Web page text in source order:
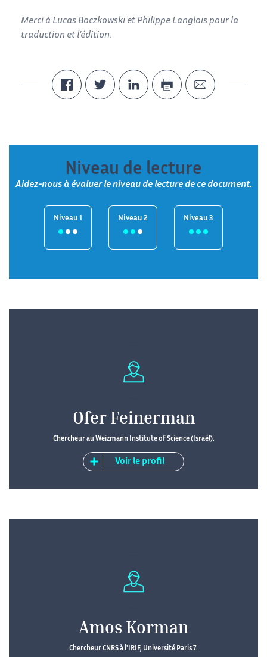
Merci à Lucas Boczkowski et Philippe Langlois pour la
traduction et l’édition.
Niveau de lecture
Aidez-nous à évaluer le niveau de lecture de ce document.
Niveau 1 Niveau 2 Niveau 3
Ofer Feinerman
Chercheur au Weizmann Institute of Science (Israël).
Voir le profil
Amos Korman
Chercheur CNRS à l'IRIF, Université Paris 7.